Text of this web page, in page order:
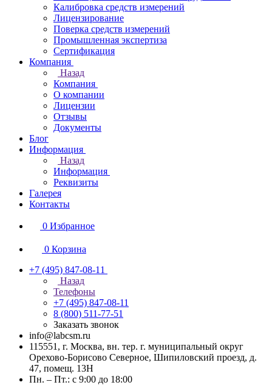
Калибровка средств измерений
Лицензирование
Поверка средств измерений
Промышленная экспертиза
Сертификация
Компания
Назад
Компания
О компании
Лицензии
Отзывы
Документы
Блог
Информация
Назад
Информация
Реквизиты
Галерея
Контакты
0 Избранное
0 Корзина
+7 (495) 847-08-11
Назад
Телефоны
+7 (495) 847-08-11
8 (800) 511-77-51
Заказать звонок
info@labcsm.ru
115551, г. Москва, вн. тер. г. муниципальный округ
Орехово-Борисово Северное, Шипиловский проезд, д.
47, помещ. 13Н
Пн. – Пт.: с 9:00 до 18:00